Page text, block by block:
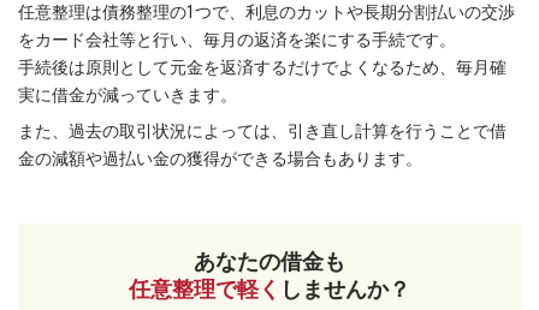
任意整理は債務整理の1つで、利息のカットや長期分割払いの交渉
をカード会社等と行い、毎月の返済を楽にする手続です。
手続後は原則として元金を返済するだけでよくなるため、毎月確
実に借金が減っていきます。
また、過去の取引状況によっては、引き直し計算を行うことで借
金の減額や過払い金の獲得ができる場合もあります。
あなたの借金も
任意整理で軽く しませんか？